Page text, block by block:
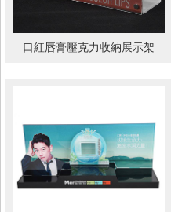
口紅唇膏壓克力收納展示架